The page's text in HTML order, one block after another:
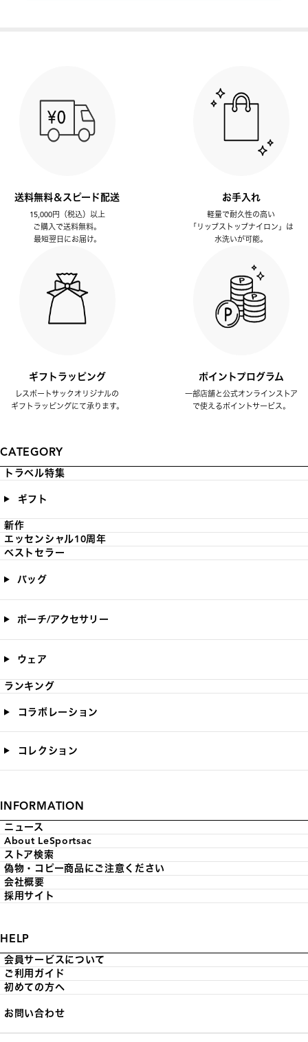
送料無料＆スピード配送
15,000円（税込）以上
ご購入で送料無料。
最短翌日にお届け。
お手入れ
軽量で耐久性の高い
「リップストップナイロン」は
水洗いが可能。
ギフトラッピング
レスポートサックオリジナルの
ギフトラッピングにて承ります。
ポイントプログラム
一部店舗と公式オンラインストア
で使えるポイントサービス。
CATEGORY
トラベル特集
ギフト
新作
エッセンシャル10周年
ベストセラー
バッグ
ポーチ/アクセサリー
ウェア
ランキング
コラボレーション
コレクション
INFORMATION
ニュース
About LeSportsac
ストア検索
偽物・コピー商品にご注意ください
会社概要
採用サイト
HELP
会員サービスについて
ご利用ガイド
初めての方へ
お問い合わせ